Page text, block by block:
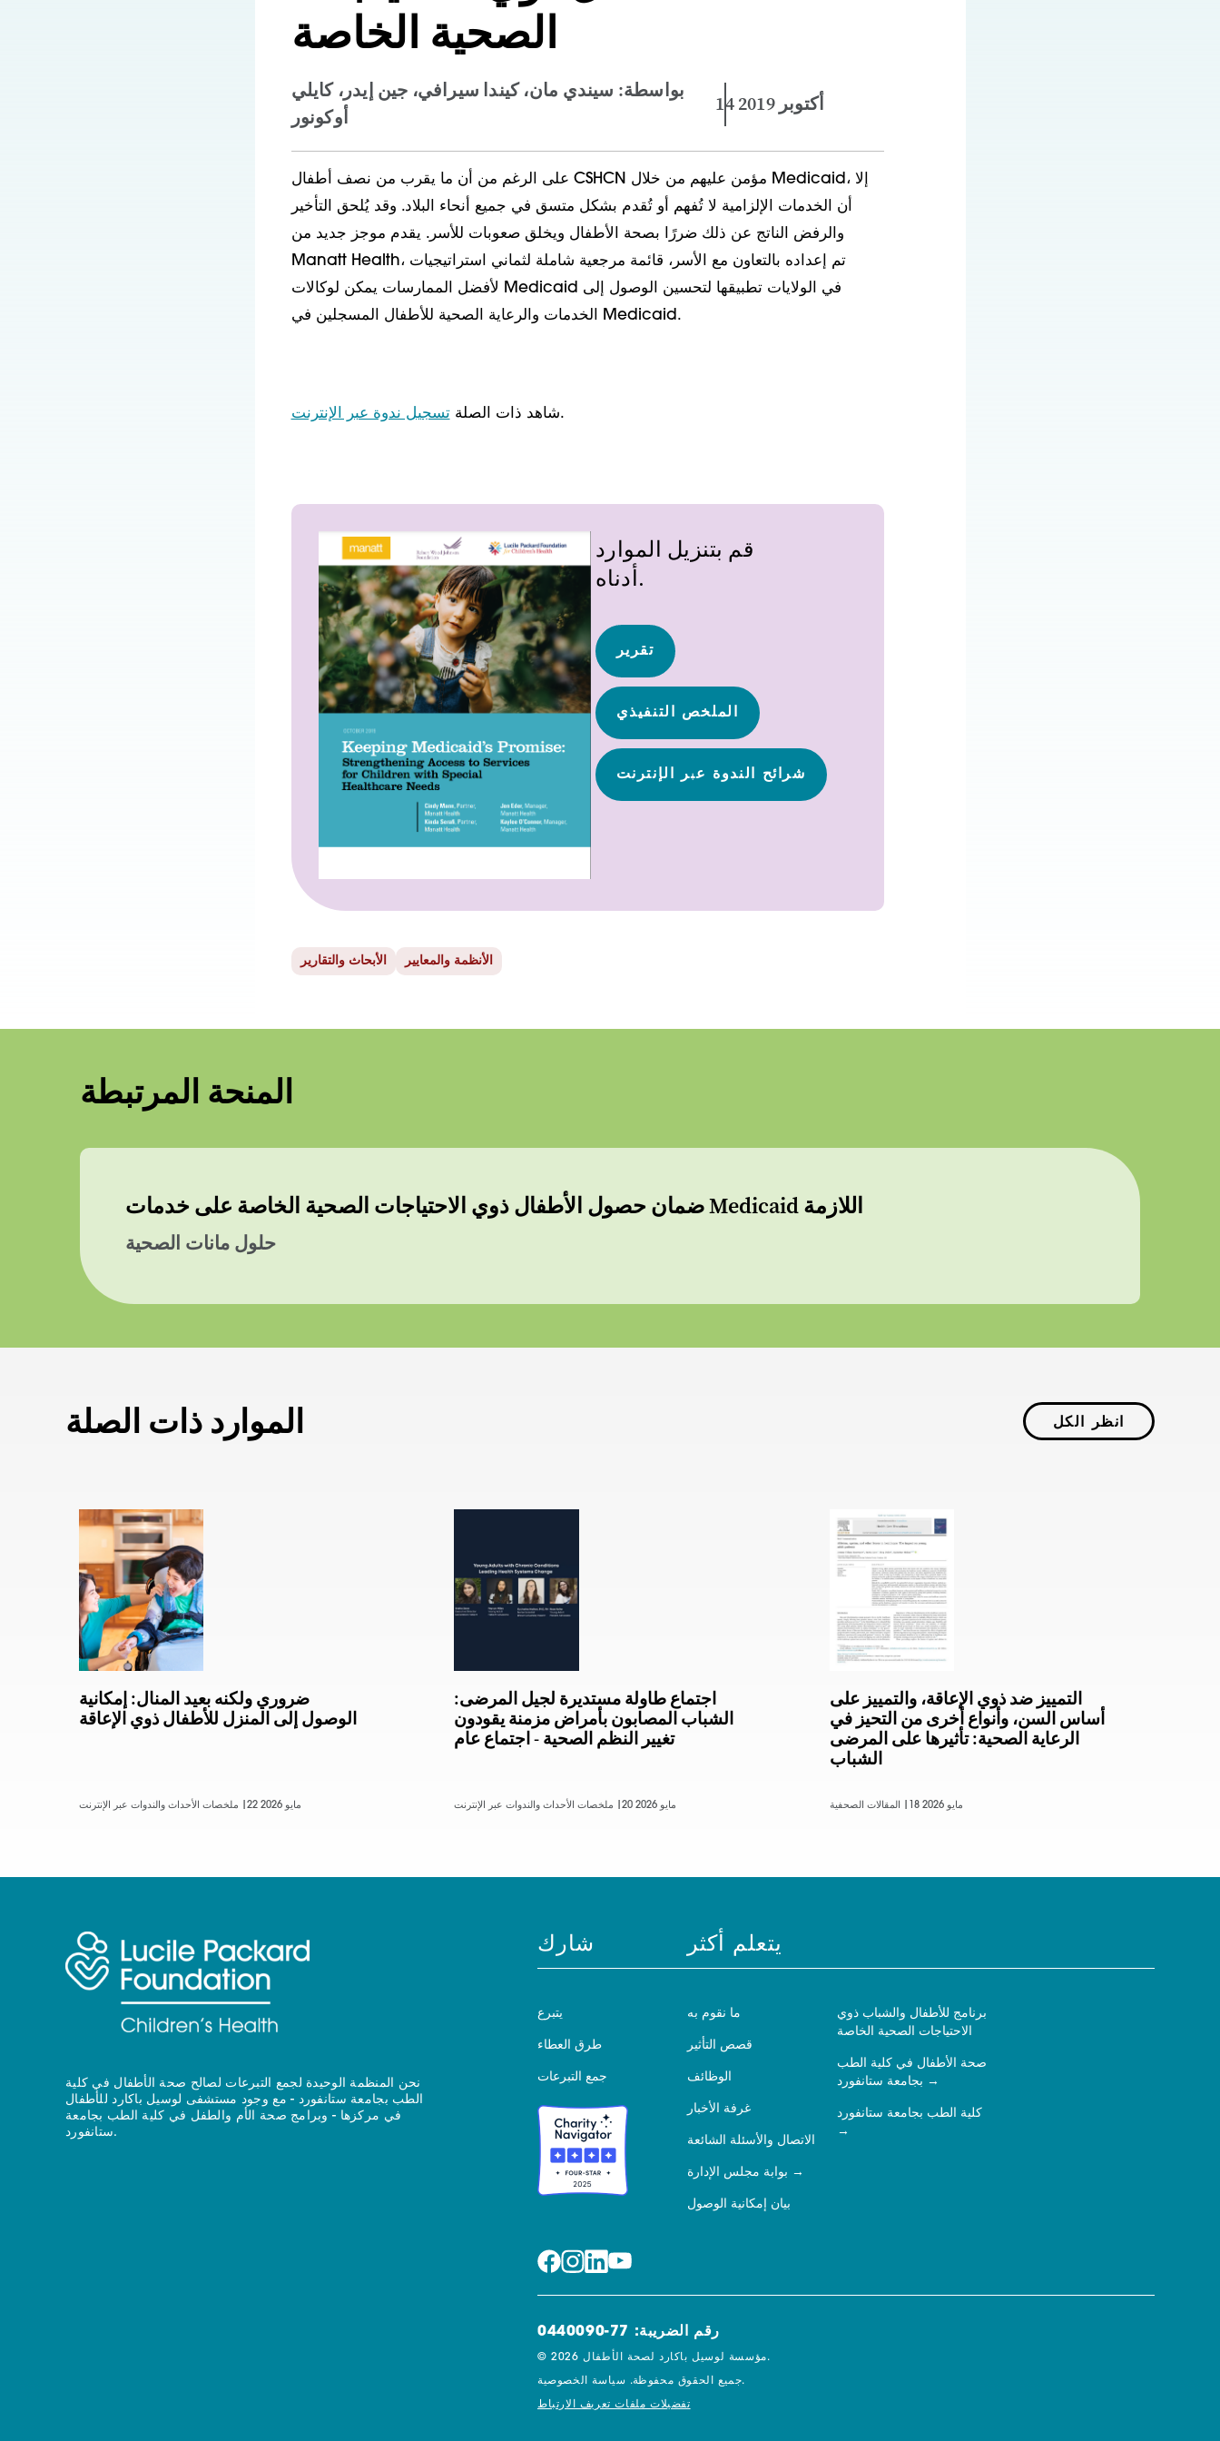
الصحية الخاصة
بواسطة: سيندي مان، كيندا سيرافي، جين إيدر، كايلي
أوكونور
14 أكتوبر 2019
على الرغم من أن ما يقرب من نصف أطفال CSHCN مؤمن عليهم من خلال Medicaid، إلا
أن الخدمات الإلزامية لا تُفهم أو تُقدم بشكل متسق في جميع أنحاء البلاد. وقد يُلحق التأخير
والرفض الناتج عن ذلك ضررًا بصحة الأطفال ويخلق صعوبات للأسر. يقدم موجز جديد من
Manatt Health، تم إعداده بالتعاون مع الأسر، قائمة مرجعية شاملة لثماني استراتيجيات
لأفضل الممارسات يمكن لوكالات Medicaid في الولايات تطبيقها لتحسين الوصول إلى
الخدمات والرعاية الصحية للأطفال المسجلين في Medicaid.
شاهد ذات الصلةتسجيل ندوة عبر الإنترنت .
قم بتنزيل الموارد
أدناه.
تقرير
الملخص التنفيذي
شرائح الندوة عبر الإنترنت
الأبحاث والتقارير الأنظمة والمعايير
المنحة المرتبطة
ضمان حصول الأطفال ذوي الاحتياجات الصحية الخاصة على خدمات Medicaid اللازمة
حلول مانات الصحية
الموارد ذات الصلة انظر الكل
ضروري ولكنه بعيد المنال: إمكانية
الوصول إلى المنزل للأطفال ذوي الإعاقة
22 مايو 2026
اجتماع طاولة مستديرة لجيل المرضى:
الشباب المصابون بأمراض مزمنة يقودون
تغيير النظم الصحية - اجتماع عام
ملخصات الأحداث والندوات عبر الإنترنت | 20 مايو 2026
التمييز ضد ذوي الإعاقة، والتمييز على
أساس السن، وأنواع أخرى من التحيز في
الرعاية الصحية: تأثيرها على المرضى
الشباب
18 مايو 2026
نحن المنظمة الوحيدة لجمع التبرعات لصالح صحة الأطفال في كلية
الطب بجامعة ستانفورد - مع وجود مستشفى لوسيل باكارد للأطفال
في مركزها - وبرامج صحة الأم والطفل في كلية الطب بجامعة
ستانفورد.
شارك
يتبرع
طرق العطاء
جمع التبرعات
يتعلم أكثر
ما نقوم به
قصص التأثير
الوظائف
غرفة الأخبار
الاتصال والأسئلة الشائعة
بوابة مجلس الإدارة
بيان إمكانية الوصول
برنامج للأطفال والشباب ذوي
الاحتياجات الصحية الخاصة
صحة الأطفال في كلية الطب
بجامعة ستانفورد
كلية الطب بجامعة ستانفورد
رقم الضريبة: 77-0440090
© 2026 مؤسسة لوسيل باكارد لصحة الأطفال.
جميع الحقوق محفوظة.سياسة الخصوصية.
تفضيلات ملفات تعريف الارتباط